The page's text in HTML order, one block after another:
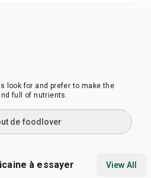
look for and prefer to make the
full of nutrients.
de foodlover
à essayer View All